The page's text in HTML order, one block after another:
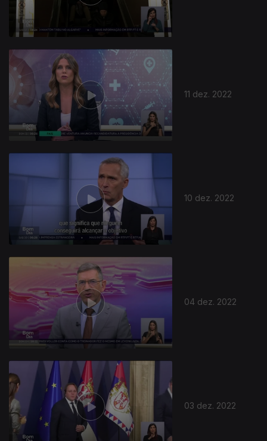
11 dez. 2022
10 dez. 2022
04 dez. 2022
03 dez. 2022